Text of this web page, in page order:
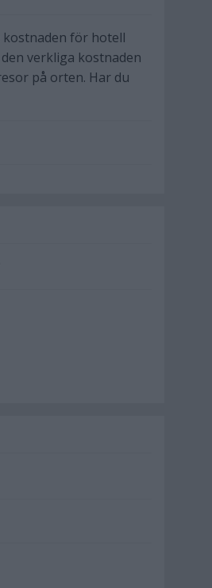
för hotell
verkliga kostnaden
på orten. Har du